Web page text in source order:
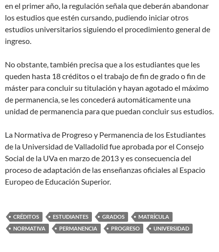
en el primer año, la regulación señala que deberán abandonar
los estudios que estén cursando, pudiendo iniciar otros
estudios universitarios siguiendo el procedimiento general de
ingreso.
No obstante, también precisa que a los estudiantes que les
queden hasta 18 créditos o el trabajo de fin de grado o fin de
máster para concluir su titulación y hayan agotado el máximo
de permanencia, se les concederá automáticamente una
unidad de permanencia para que puedan concluir sus estudios.
La Normativa de Progreso y Permanencia de los Estudiantes
de la Universidad de Valladolid fue aprobada por el Consejo
Social de la UVa en marzo de 2013 y es consecuencia del
proceso de adaptación de las enseñanzas oficiales al Espacio
Europeo de Educación Superior.
CRÉDITOS ESTUDIANTES GRADOS
MATRÍCULA
NORMATIVA
PERMANENCIA PROGRESO UNIVERSIDAD